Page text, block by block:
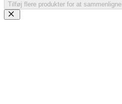
Tilføj flere produkter for at sammenligne